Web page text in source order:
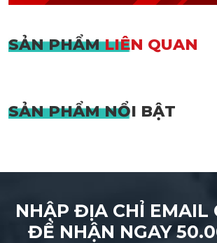
SẢN PHẨMLIÊN QUAN
SẢN PHẨMNỔI BẬT
NHẬP ĐỊA CHỈ EMAIL
ĐỂ NHẬN NGAY